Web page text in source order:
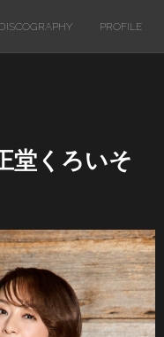
PROFILE
堂くろいそ